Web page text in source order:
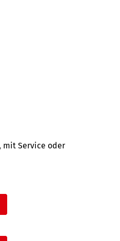
mit Service oder